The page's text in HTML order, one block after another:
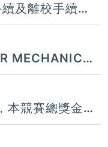
及離校手續
MECHANICAL
本競賽總獎金
傳——2026 年第
論文獎